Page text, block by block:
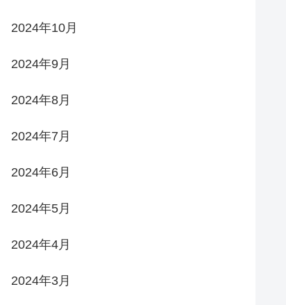
2024年10月
2024年9月
2024年8月
2024年7月
2024年6月
2024年5月
2024年4月
2024年3月